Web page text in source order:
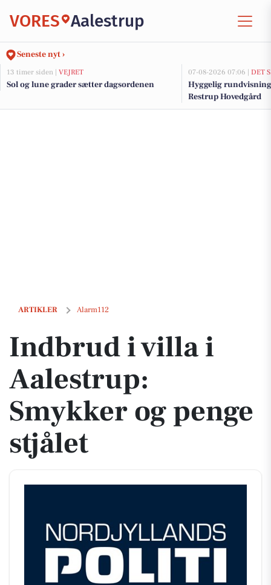
VORES Aalestrup
Seneste nyt ›
13 timer siden | VEJRET
Sol og lune grader sætter dagsordenen
07-08-2026 07:06 | DET
Hyggelig
Restrup Hovedgård
ARTIKLER Alarm112
Indbrud i villa i Aalestrup: Smykker og penge stjålet
Indbrud i villa i
Aalestrup:
Smykker og penge
stjålet